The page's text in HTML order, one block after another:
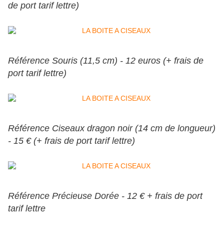
de port tarif lettre)
Référence Souris (11,5 cm) - 12 euros (+ frais de
port tarif lettre)
Référence Ciseaux dragon noir (14 cm de longueur)
- 15 € (+ frais de port tarif lettre)
Référence Précieuse Dorée - 12 € + frais de port
tarif lettre